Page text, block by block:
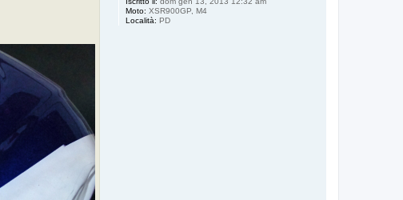
Moto: XSR900GP, M4
Località: PD